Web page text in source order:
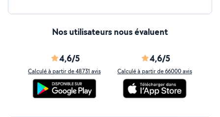
Nos utilisateurs nous évaluent
4,6/5
Calculé à partir de 48731 avis
4,6/5
Calculé à partir de 66000 avis